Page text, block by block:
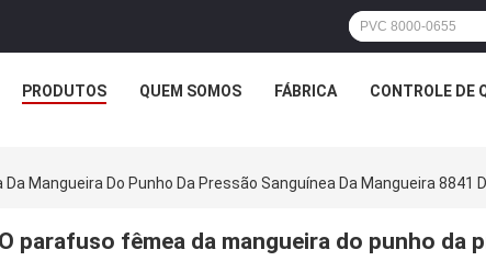
PRODUTOS QUEM SOMOS FÁBRICA CONTROLE DE
Mangueira Do Punho Da Pressão Sanguínea Da Mangueira 8841
O parafuso fêmea da mangueira do punho da